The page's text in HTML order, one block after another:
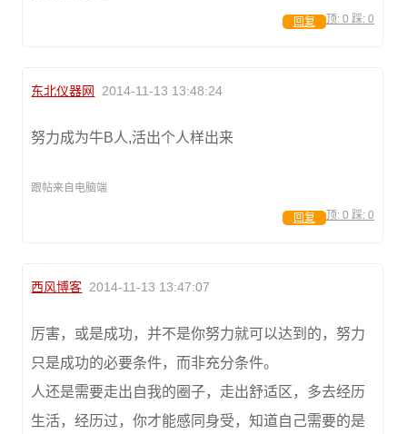
顶: 0 踩: 0
回复
东北仪器网 2014-11-13 13:48:24
努力成为牛B人,活出个人样出来
跟帖来自电脑端
顶: 0 踩: 0
回复
西风博客 2014-11-13 13:47:07
厉害，或是成功，并不是你努力就可以达到的，努力
只是成功的必要条件，而非充分条件。
人还是需要走出自我的圈子，走出舒适区，多去经历
生活，经历过，你才能感同身受，知道自己需要的是